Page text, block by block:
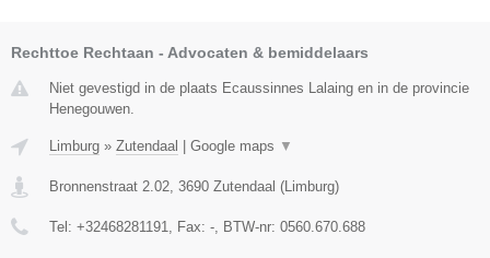
Rechttoe Rechtaan - Advocaten & bemiddelaars
Niet gevestigd in de plaats Ecaussinnes Lalaing en in de provincie
Henegouwen.
Limburg » Zutendaal Google maps ▼
Bronnenstraat 2.02, 3690 Zutendaal (Limburg)
Tel: +32468281191, Fax: -, BTW-nr: 0560.670.688